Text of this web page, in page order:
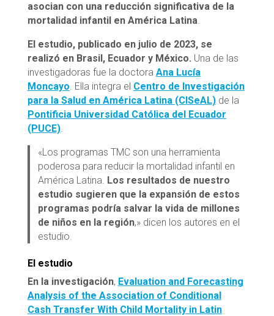
asocian con una reducción significativa de la
mortalidad infantil en América Latina.
El estudio, publicado en julio de 2023, se
realizó en Brasil, Ecuador y México. Una de las
investigadoras fue la doctora Ana Lucía
Moncayo. Ella integra el Centro de Investigación
para la Salud en América Latina (CISeAL)de la
Pontificia Universidad Católica del Ecuador
(PUCE).
«Los programas TMC son una herramienta
poderosa para reducir la mortalidad infantil en
América Latina. Los resultados de nuestro
estudio sugieren que la expansión de estos
programas podría salvar la vida de millones
de niños en la región,» dicen los autores en el
estudio.
El estudio
En la investigación, Evaluation and Forecasting
Analysis of the Association of Conditional
Cash Transfer With Child Mortality in Latin